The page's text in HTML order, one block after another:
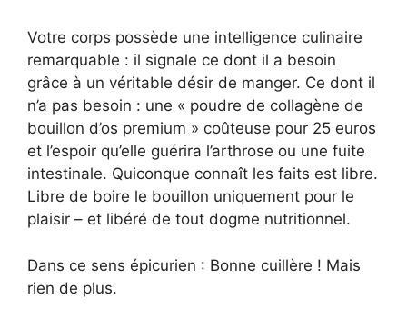
Votre corps possède une intelligence culinaire
remarquable : il signale ce dont il a besoin
grâce à un véritable désir de manger. Ce dont il
n’a pas besoin : une « poudre de collagène de
bouillon d’os premium » coûteuse pour 25 euros
et l’espoir qu’elle guérira l’arthrose ou une fuite
intestinale. Quiconque connaît les faits est libre.
Libre de boire le bouillon uniquement pour le
plaisir – et libéré de tout dogme nutritionnel.
Dans ce sens épicurien : Bonne cuillère ! Mais
rien de plus.